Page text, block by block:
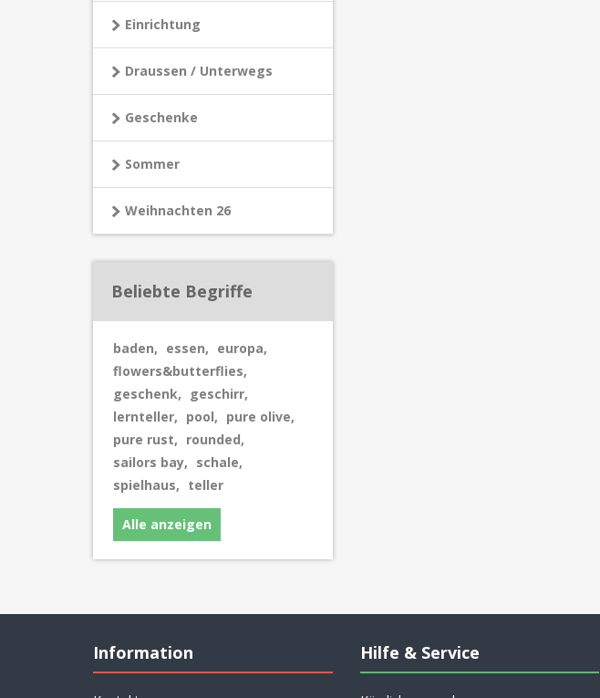
Einrichtung
Draussen / Unterwegs
Geschenke
Sommer
Weihnachten 26
Beliebte Begriffe
baden, essen, europa,
flowers&butterflies,
geschenk, geschirr,
lernteller, pool, pure olive,
pure rust, rounded,
sailors bay, schale,
spielhaus, teller
Alle anzeigen
Information Hilfe & Service